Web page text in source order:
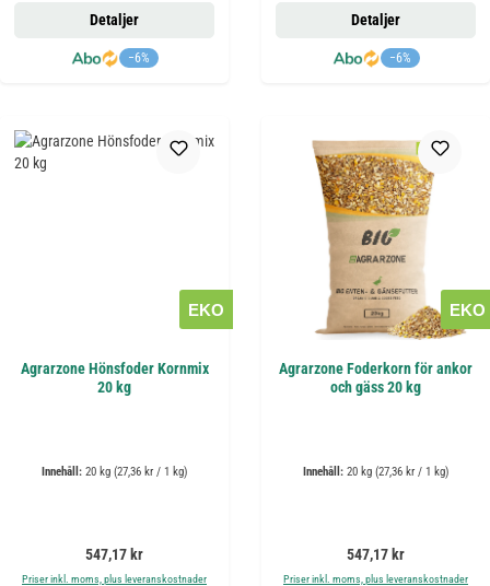
−6%
Detaljer
−6%
Detaljer
EKO
Agrarzone Hönsfoder Kornmix
20 kg
Innehåll: 20 kg (27,36 kr / 1 kg)
Ordinarie pris:
547,17 kr
Priser inkl. moms, plus leveranskostnader
EKO
Agrarzone Foderkorn för ankor
och gäss 20 kg
Innehåll: 20 kg (27,36 kr / 1 kg)
Ordinarie pris:
547,17 kr
Priser inkl. moms, plus leveranskostnader